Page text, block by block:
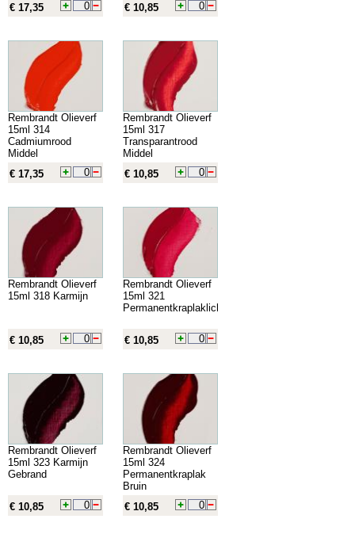
€ 17,35
€ 10,85
Rembrandt Olieverf
15ml 314
Cadmiumrood
Middel
€ 17,35
Rembrandt Olieverf
15ml 317
Transparantrood
Middel
€ 10,85
Rembrandt Olieverf
15ml 318 Karmijn
€ 10,85
Rembrandt Olieverf
15ml 321
Permanentkraplaklicht
€ 10,85
Rembrandt Olieverf
15ml 323 Karmijn
Gebrand
€ 10,85
Rembrandt Olieverf
15ml 324
Permanentkraplak
Bruin
€ 10,85